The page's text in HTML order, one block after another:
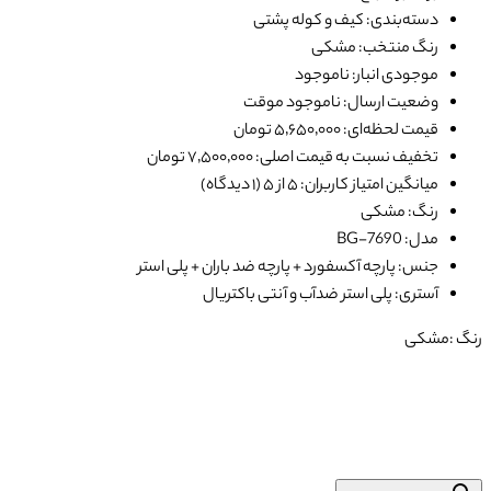
دسته‌بندی: کیف و کوله پشتی
رنگ منتخب: مشکی
موجودی انبار: ناموجود
وضعیت ارسال: ناموجود موقت
قیمت لحظه‌ای: ۵٬۶۵۰٬۰۰۰ تومان
تخفیف نسبت به قیمت اصلی: ۷٬۵۰۰٬۰۰۰ تومان
میانگین امتیاز کاربران: ۵ از ۵ (۱ دیدگاه)
رنگ: مشکی
مدل: BG-7690
جنس: پارچه آکسفورد + پارچه ضد باران + پلی استر
آستری: پلی استر ضدآب و آنتی باکتریال
رنگ :مشکی